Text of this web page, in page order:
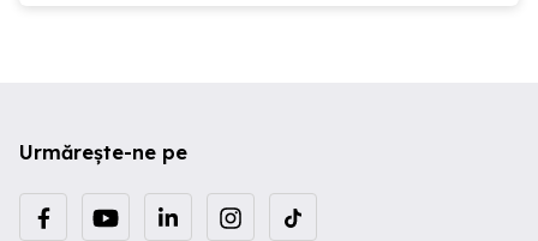
Urmărește-ne pe